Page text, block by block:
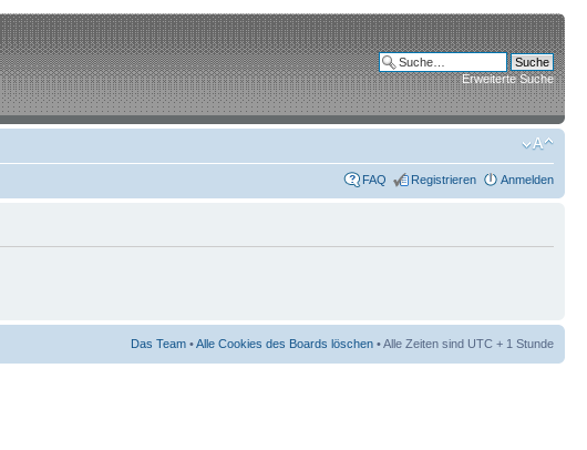
Erweiterte Suche
FAQ Registrieren Anmelden
Das Team •Alle Cookies des Boards löschen • Alle Zeiten sind UTC + 1 Stunde